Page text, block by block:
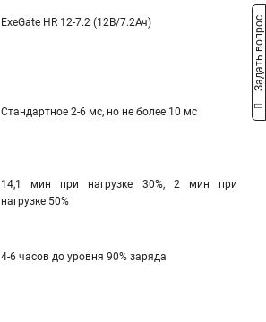
ExeGate HR 12-7.2 (12В/7.2Ач)
Стандартное 2-6 мс, но не более 10 мс
14,1 мин при нагрузке 30%, 2 мин при
нагрузке 50%
4-6 часов до уровня 90% заряда
Задать вопрос